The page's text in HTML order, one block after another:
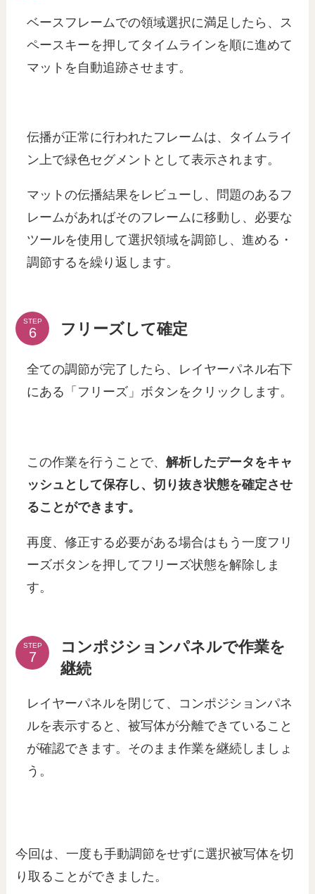
ベースフレームでの領域選択に満足したら、ス
ペースキーを押してタイムラインを順に進めて
マットを自動追跡させます。
伝播が正常に行われたフレームは、タイムライ
ン上で緑色セグメントとして表示されます。
マットの伝播結果をレビューし、問題のあるフ
レームがあればそのフレームに移動し、必要な
ツールを使用して選択領域を調節し、進める・
調節するを繰り返します。
STEP フリーズして確定
全ての調節が完了したら、レイヤーパネル右下
にある「フリーズ」ボタンをクリックします。
この作業を行うことで、解析したデータをキャ
ッシュとして保存し、切り抜き状態を確定させ
ることができます。
再度、修正する必要がある場合はもう一度フリ
ーズボタンを押してフリーズ状態を解除しま
す。
STEP
コンポジションパネルで作業を
継続
レイヤーパネルを閉じて、コンポジションパネ
ルを表示すると、被写体が分離できていること
が確認できます。そのまま作業を継続しましょ
う。
今回は、一度も手動調節をせずに選択被写体を切
り取ることができました。